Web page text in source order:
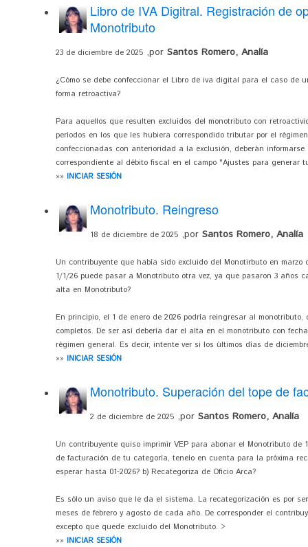
Libro de IVA Digitral. Registración de
Monotributo
23 de diciembre de 2025 ,por Santos Romero, Analía
¿Cómo se debe confeccionar el Libro de iva digital para el caso de
forma retroactiva?
Para aquellos que resulten excluidos del monotributo con
períodos en los que les hubiera correspondido tributar por el
confeccionadas con anterioridad a la exclusión, deberán
correspondiente al débito fiscal en el campo "Ajustes para generar
»» INICIAR SESIÓN
Monotributo. Reingreso
18 de diciembre de 2025 ,por Santos Romero, Analía
Un contribuyente que había sido excluido del Monotirbuto en
1/1/26 puede pasar a Monotributo otra vez, ya que pasaron 3 años
alta en Monotributo?
En principio, el 1 de enero de 2026 podría reingresar al
completos. De ser así debería dar el alta en el monotributo con
régimen general. Es decir, intente ver si los últimos días de
»» INICIAR SESIÓN
Monotributo. Superación del tope de
2 de diciembre de 2025 ,por Santos Romero, Analía
Un contribuyente quiso imprimir VEP para abonar el Monotributo
de facturación de tu categoría, tenelo en cuenta para la próxima
esperar hasta 01-2026? b) Recategoriza de Oficio Arca?
Es sólo un aviso que le da el sistema. La recategorización es por
meses de febrero y agosto de cada año. De corresponder el
excepto que quede excluido del Monotributo. >
»» INICIAR SESIÓN